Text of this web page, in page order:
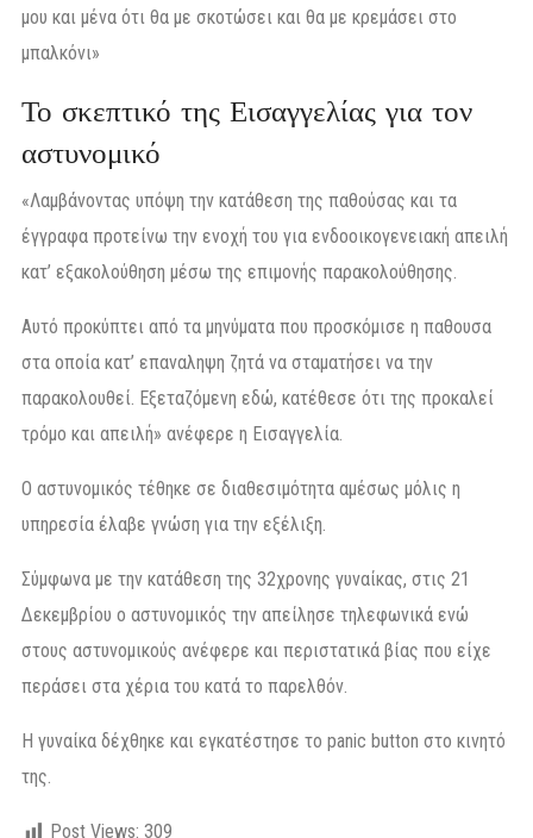
μου και μένα ότι θα με σκοτώσει και θα με κρεμάσει στο
μπαλκόνι»
Το σκεπτικό της Εισαγγελίας για τον
αστυνομικό
«Λαμβάνοντας υπόψη την κατάθεση της παθούσας και τα
έγγραφα προτείνω την ενοχή του για ενδοοικογενειακή απειλή
κατ’ εξακολούθηση μέσω της επιμονής παρακολούθησης.
Αυτό προκύπτει από τα μηνύματα που προσκόμισε η παθουσα
στα οποία κατ’ επαναληψη ζητά να σταματήσει να την
παρακολουθεί. Εξεταζόμενη εδώ, κατέθεσε ότι της προκαλεί
τρόμο και απειλή» ανέφερε η Εισαγγελία.
Ο αστυνομικός τέθηκε σε διαθεσιμότητα αμέσως μόλις η
υπηρεσία έλαβε γνώση για την εξέλιξη.
Σύμφωνα με την κατάθεση της 32χρονης γυναίκας, στις 21
Δεκεμβρίου ο αστυνομικός την απείλησε τηλεφωνικά ενώ
στους αστυνομικούς ανέφερε και περιστατικά βίας που είχε
περάσει στα χέρια του κατά το παρελθόν.
Η γυναίκα δέχθηκε και εγκατέστησε το panic button στο κινητό
της.
Post Views: 309